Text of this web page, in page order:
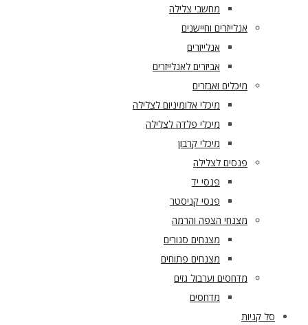
מחשבי צלילה
אנלייזרים וחיישנים
אנלייזרים
אביזרים לאנלייזרים
מיכלים ואבזרים
מיכלי אלומיניום לצלילה
מיכלי פלדה לצלילה
מיכלי קרבון
פנסים לצלילה
פנסי יד
פנסי קניסטר
מצנחי הצפה והרמה
מצנחים סגורים
מצנחים פתוחים
מדחסים וערבול גזים
מדחסים
סל קניות